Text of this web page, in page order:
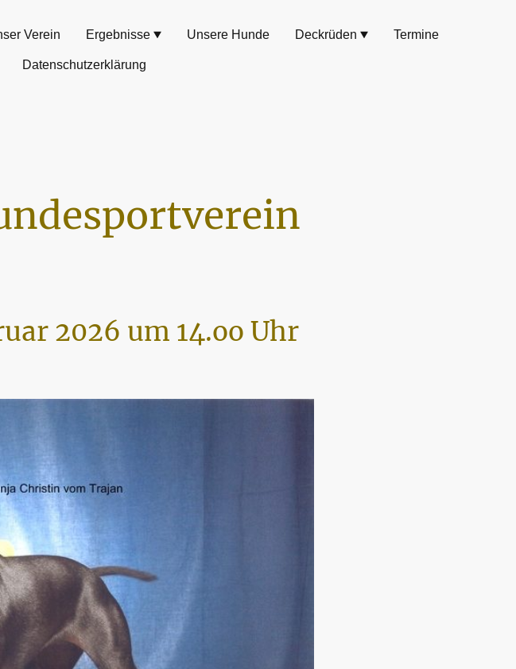
Verein Ergebnisse Unsere Hunde Deckrüden Termine
Datenschutzerklärung
2026 um 14.oo Uhr